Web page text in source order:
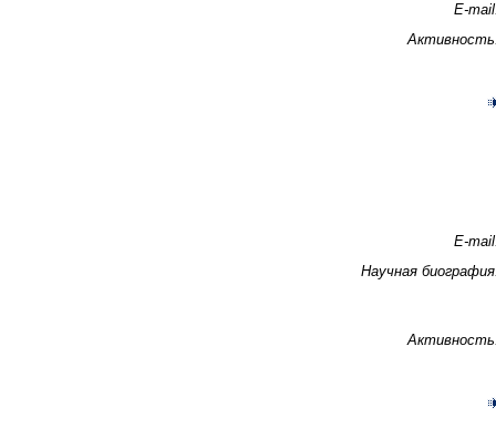
E-
E-
Научная